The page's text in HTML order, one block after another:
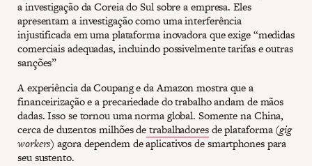
a investigação da Coreia do Sul sobre a empresa. Eles
apresentam a investigação como uma interferência
injustificada em uma plataforma inovadora que exige “medidas
comerciais adequadas, incluindo possivelmente tarifas e outras
sanções”
A experiência da Coupang e da Amazon mostra que a
financeirização e a precariedade do trabalho andam de mãos
dadas. Isso se tornou uma norma global. Somente na China,
cerca de duzentos milhões detrabalhadoresde plataforma (gig
workers) agora dependem de aplicativos de smartphones para
seu sustento.